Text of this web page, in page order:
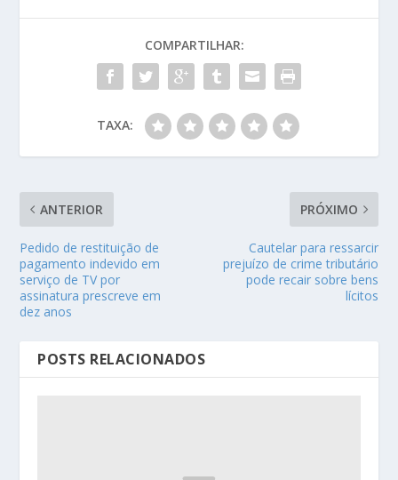
COMPARTILHAR:
TAXA:
ANTERIOR
Pedido de restituição de
pagamento indevido em
serviço de TV por
assinatura prescreve em
dez anos
PRÓXIMO
Cautelar para ressarcir
prejuízo de crime tributário
pode recair sobre bens
lícitos
POSTS RELACIONADOS